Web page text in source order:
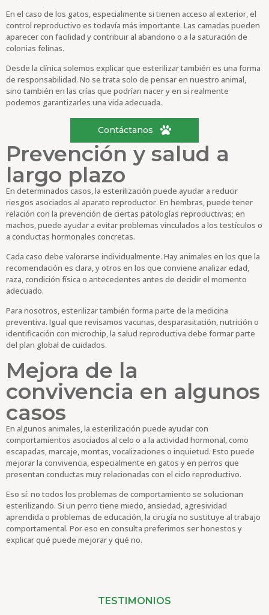
En el caso de los gatos, especialmente si tienen acceso al exterior, el
control reproductivo es todavía más importante. Las camadas pueden
aparecer con facilidad y contribuir al abandono o a la saturación de
colonias felinas.
Desde la clínica solemos explicar que esterilizar también es una forma
de responsabilidad. No se trata solo de pensar en nuestro animal,
sino también en las crías que podrían nacer y en si realmente
podemos garantizarles una vida adecuada.
Contáctanos
Prevención y salud a
largo plazo
En determinados casos, la esterilización puede ayudar a reducir
riesgos asociados al aparato reproductor. En hembras, puede tener
relación con la prevención de ciertas patologías reproductivas; en
machos, puede ayudar a evitar problemas vinculados a los testículos o
a conductas hormonales concretas.
Cada caso debe valorarse individualmente. Hay animales en los que la
recomendación es clara, y otros en los que conviene analizar edad,
raza, condición física o antecedentes antes de decidir el momento
adecuado.
Para nosotros, esterilizar también forma parte de la medicina
preventiva. Igual que revisamos vacunas, desparasitación, nutrición o
identificación con microchip, la salud reproductiva debe formar parte
del plan global de cuidados.
Mejora de la
convivencia en algunos
casos
En algunos animales, la esterilización puede ayudar con
comportamientos asociados al celo o a la actividad hormonal, como
escapadas, marcaje, montas, vocalizaciones o inquietud. Esto puede
mejorar la convivencia, especialmente en gatos y en perros que
presentan conductas muy relacionadas con el ciclo reproductivo.
Eso sí: no todos los problemas de comportamiento se solucionan
esterilizando. Si un perro tiene miedo, ansiedad, agresividad
aprendida o problemas de educación, la cirugía no sustituye al trabajo
comportamental. Por eso en consulta preferimos ser honestos y
explicar qué puede mejorar y qué no.
TESTIMONIOS